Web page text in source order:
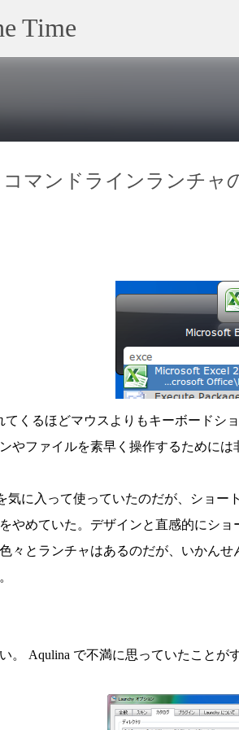
Time
マンドラインランチャ
てくるほどマウスよりもキーボードシ
やファイルを素早く操作するためには
気に入って使っていたのだが、ショー
やめていた。デザインと直感的にシ
とランチャはあるのだが、いかんせ
。 Aqulina で不満に思っていたことが